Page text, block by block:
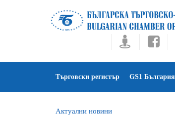
Търговски регистър GS1 България
Актуални новини